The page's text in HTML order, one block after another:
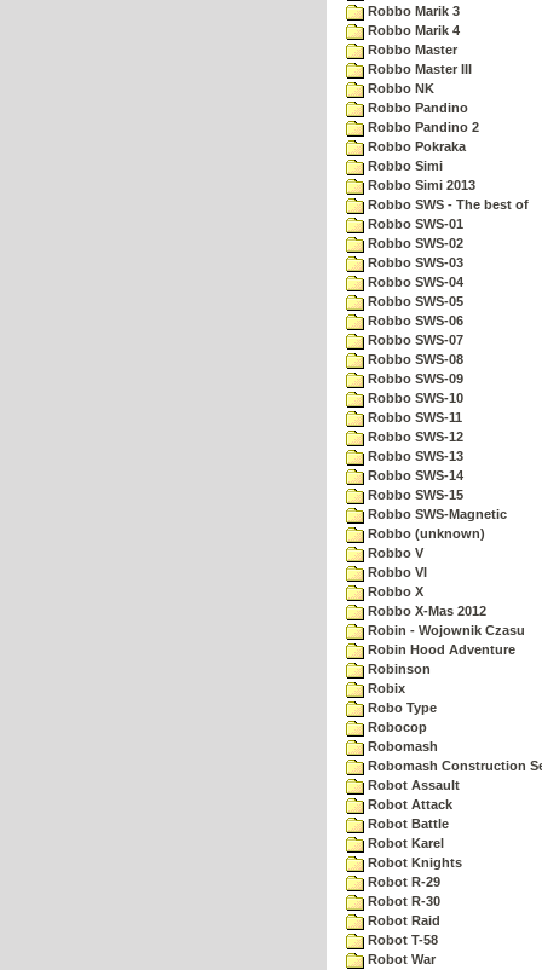
Robbo Marik 3
Robbo Marik 4
Robbo Master
Robbo Master III
Robbo NK
Robbo Pandino
Robbo Pandino 2
Robbo Pokraka
Robbo Simi
Robbo Simi 2013
Robbo SWS - The best of
Robbo SWS-01
Robbo SWS-02
Robbo SWS-03
Robbo SWS-04
Robbo SWS-05
Robbo SWS-06
Robbo SWS-07
Robbo SWS-08
Robbo SWS-09
Robbo SWS-10
Robbo SWS-11
Robbo SWS-12
Robbo SWS-13
Robbo SWS-14
Robbo SWS-15
Robbo SWS-Magnetic
Robbo (unknown)
Robbo V
Robbo VI
Robbo X
Robbo X-Mas 2012
Robin - Wojownik Czasu
Robin Hood Adventure
Robinson
Robix
Robo Type
Robocop
Robomash
Robomash Construction
Robot Assault
Robot Attack
Robot Battle
Robot Karel
Robot Knights
Robot R-29
Robot R-30
Robot Raid
Robot T-58
Robot War